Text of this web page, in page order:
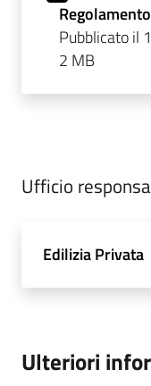
Pubblicato il
2 MB
Ufficio
Edilizia Privata
Ulteriori